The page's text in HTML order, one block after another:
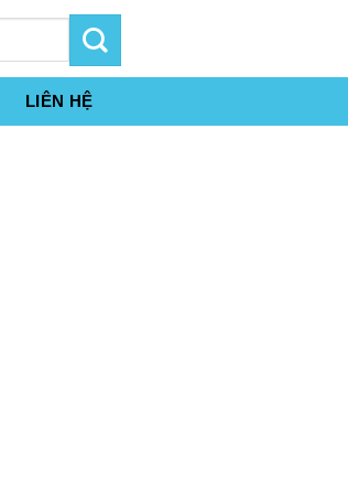
LIÊN HỆ